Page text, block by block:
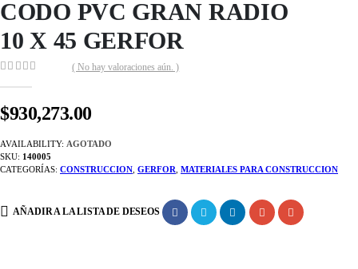
CODO PVC GRAN RADIO
10 X 45 GERFOR
( No hay valoraciones aún. )
$930,273.00
AVAILABILITY: AGOTADO
SKU: 140005
CATEGORÍAS: CONSTRUCCION GERFOR MATERIALES PARA CONSTRUCCION
AÑADIR A LA LISTA DE DESEOS